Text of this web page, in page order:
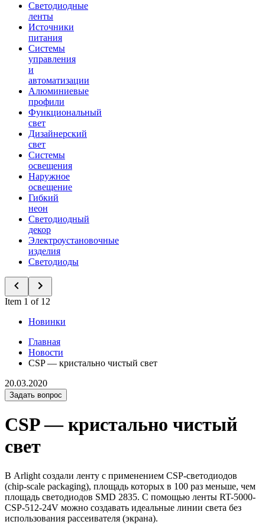
Светодиодные
ленты
Источники
питания
Системы
управления
и
автоматизации
Алюминиевые
профили
Функциональный
свет
Дизайнерский
свет
Системы
освещения
Наружное
освещение
Гибкий
неон
Светодиодный
декор
Электроустановочные
изделия
Светодиоды
Item 1 of 12
Новинки
Главная
Новости
CSP — кристально чистый свет
20.03.2020
Задать вопрос
CSP — кристально чистый
свет
В Arlight создали ленту с применением CSP-светодиодов
(chip-scale packaging), площадь которых в 100 раз меньше, чем
площадь светодиодов SMD 2835. С помощью ленты RT-5000-
CSP-512-24V можно создавать идеальные линии света без
использования рассеивателя (экрана).